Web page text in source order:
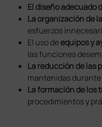
El diseño adecuado
La organización de
esfuerzos
El uso deequipos y
las funciones
La reducción de las
mantenidas
La formación de los
procedimientos y